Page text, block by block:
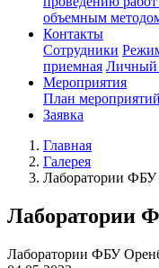
объемным
Контакты
Сотрудники
приемная Личный
Мероприятия
План
Заявка
Главная
Галерея
Лаборатории
Лаборатории
Лаборатории ФБУ